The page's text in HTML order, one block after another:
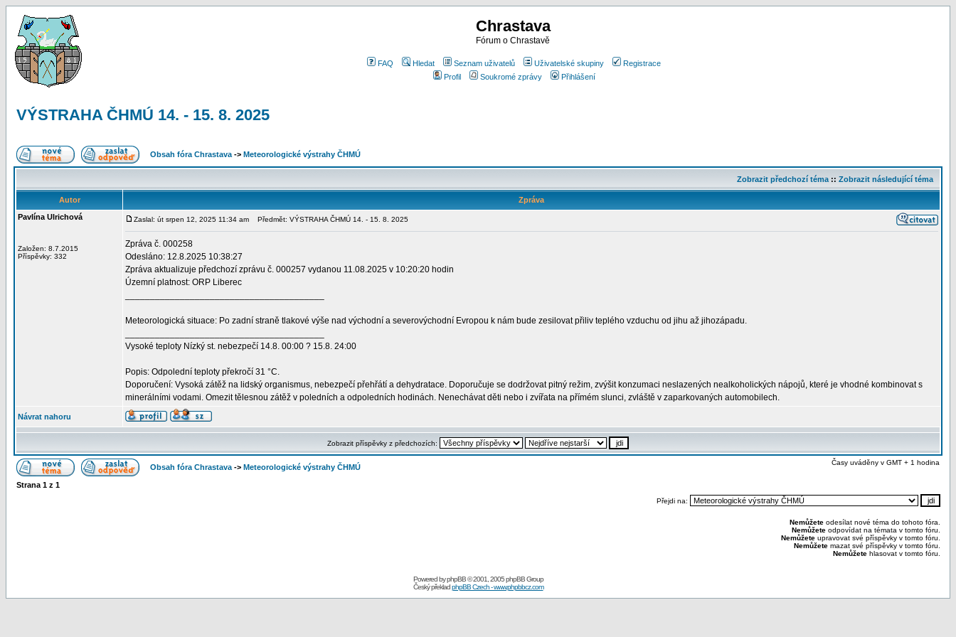
Chrastava
Fórum o Chrastavě
FAQ Hledat Seznam uživatelů Uživatelské skupiny
Registrace
Profil
Soukromé zprávy Přihlášení
VÝSTRAHA ČHMÚ 14. - 15. 8. 2025
Obsah fóra Chrastava -> Meteorologické výstrahy ČHMÚ
Zobrazit předchozí téma :: Zobrazit následující téma
Autor
Zpráva
Pavlína Ulrichová
Založen: 8.7.2015
Příspěvky: 332
Zaslal: út srpen 12, 2025 11:34 am Předmět: VÝSTRAHA ČHMÚ 14. - 15. 8. 2025
Zpráva č. 000258
Odesláno: 12.8.2025 10:38:27
Zpráva aktualizuje předchozí zprávu č. 000257 vydanou 11.08.2025 v 10:20:20 hodin
Územní platnost: ORP Liberec
Meteorologická situace: Po zadní straně tlakové výše nad východní a severovýchodní Evropou k nám bude zesilovat přiliv teplého vzduchu od jihu až jihozápadu.
Vysoké teploty Nízký st. nebezpečí 14.8. 00:00 ? 15.8. 24:00
Popis: Odpolední teploty překročí 31 °C.
Doporučení: Vysoká zátěž na lidský organismus, nebezpečí přehřátí a dehydratace. Doporučuje se dodržovat pitný režim, zvýšit konzumaci neslazených nealkoholických nápojů, které je vhodné kombinovat s
minerálními vodami. Omezit tělesnou zátěž v poledních a odpoledních hodinách. Nenechávat děti nebo i zvířata na přímém slunci, zvláště v zaparkovaných automobilech.
Návrat nahoru
Zobrazit příspěvky z předchozích:
Obsah fóra Chrastava -> Meteorologické výstrahy ČHMÚ
Časy uváděny v GMT + 1 hodina
Strana 1 z 1
Přejdi na:
Nemůžete odesílat nové téma do tohoto fóra.
Nemůžete odpovídat na témata v tomto fóru.
Nemůžete upravovat své příspěvky v tomto fóru.
Nemůžete mazat své příspěvky v tomto fóru.
Nemůžete hlasovat v tomto fóru.
Powered byphpBB© 2001, 2005 phpBB Group
Český překladphpBB Czech - www.phpbbcz.com